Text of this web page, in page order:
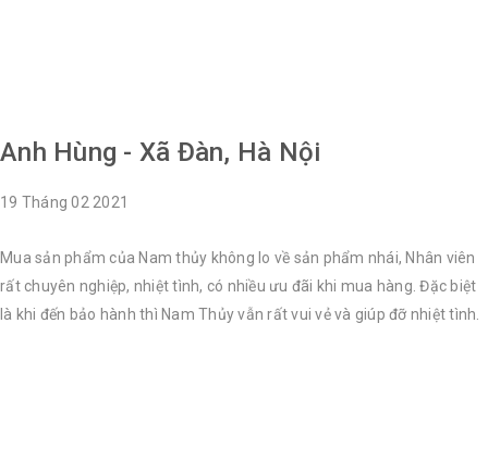
Anh Hùng - Xã Đàn, Hà Nội
19 Tháng 02 2021
Mua sản phẩm của Nam thủy không lo về sản phẩm nhái, Nhân viên
rất chuyên nghiệp, nhiệt tình, có nhiều ưu đãi khi mua hàng. Đặc biệt
là khi đến bảo hành thì Nam Thủy vẫn rất vui vẻ và giúp đỡ nhiệt tình.